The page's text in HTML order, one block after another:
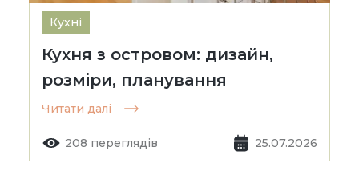
Кухні
Кухня з островом: дизайн,
розміри, планування
Читати далі
208 переглядів 25.07.2026